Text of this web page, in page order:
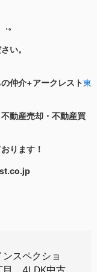
。
い。
仲介+アークレスト東
動産売却・不動産買
ります！
ンスペクショ
目 4LDK中古